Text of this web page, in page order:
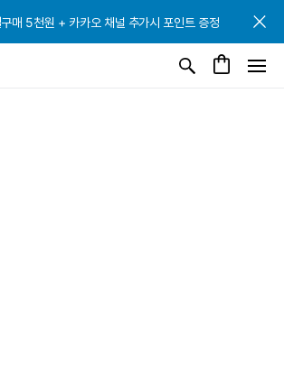
매 5천원 + 카카오 채널 추가시 포인트 증정